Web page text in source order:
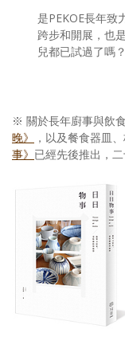
是PEKOE長年致
跨步和開展，也
兒都已試過了嗎
※ 關於長年廚事與飲
晚》
，以及餐食器皿
事》 已經先後推出，